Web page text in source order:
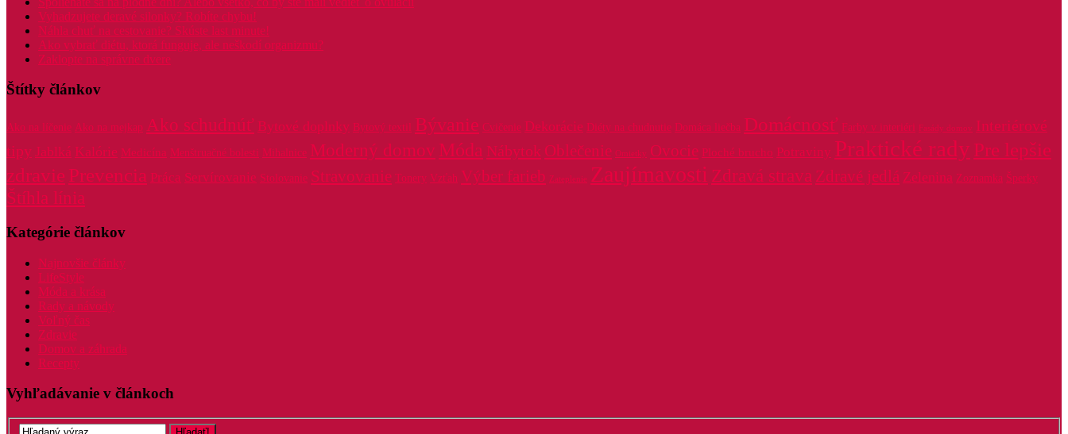
Vyhadzujete deravé silonky? Robíte chybu!
Náhla chuť na cestovanie? Skúste last minute!
Ako vybrať diétu, ktorá funguje, ale neškodí organizmu?
Zaklopte na správne dvere
Štítky článkov
Ako na líčenie Ako na mejkap Ako schudnúť Bytové doplnky Bytový textil Bývanie Cvičenie Dekorácie Diéty na chudnutie Domáca liečba Domácnosť Farby v interiéri Fasády domov Interiérové
tipy Jablká Kalórie Medicína Menštruačné bolesti Mihalnice Moderný domov Móda Nábytok Oblečenie Omietky Ovocie Ploché brucho Potraviny Praktické rady Pre lepšie
zdravie Prevencia Práca Servírovanie Stolovanie Stravovanie Tonery Vzťah Výber farieb Zateplenie Zaujímavosti Zdravá strava Zdravé jedlá Zelenina Zoznamka Šperky
Štíhla línia
Kategórie článkov
Najnovšie články
LifeStyle
Móda a krása
Rady a návody
Voľný čas
Zdravie
Domov a záhrada
Recepty
Vyhľadávanie v článkoch